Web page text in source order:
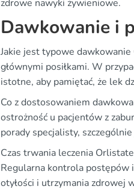
zdrowe nawyki żywieniowe.
Dawkowanie i
Jakie jest typowe
głównymi posiłkami. W
istotne, aby pamiętać, że lek
Co z dostosowaniem
ostrożność u pacjentów z
porady specjalisty,
Czas trwania leczenia
Regularna kontrola postępów
otyłości i utrzymania zdrowej